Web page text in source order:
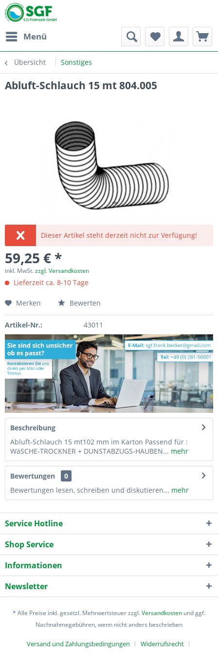
Menü
Übersicht Sonstiges
Abluft-Schlauch 15 mt 804.005
Dieser Artikel steht derzeit nicht zur Verfügung!
59,25 € *
inkl. MwSt.zzgl. Versandkosten
Lieferzeit ca. 8-10 Tage
Merken Bewerten
Artikel-Nr.: 43011
Beschreibung
Abluft-Schlauch 15 mt102 mm im Karton Passend für :
WäSCHE-TROCKNER + DUNSTABZUGS-HAUBEN... mehr
Bewertungen
0
Bewertungen lesen, schreiben und diskutieren... mehr
Service Hotline
Shop Service
Informationen
Newsletter
* Alle Preise inkl. gesetzl. Mehrwertsteuer zzgl.Versandkosten und ggf.
Nachnahmegebühren, wenn nicht anders beschrieben
Versand und Zahlungsbedingungen Widerrufsrecht